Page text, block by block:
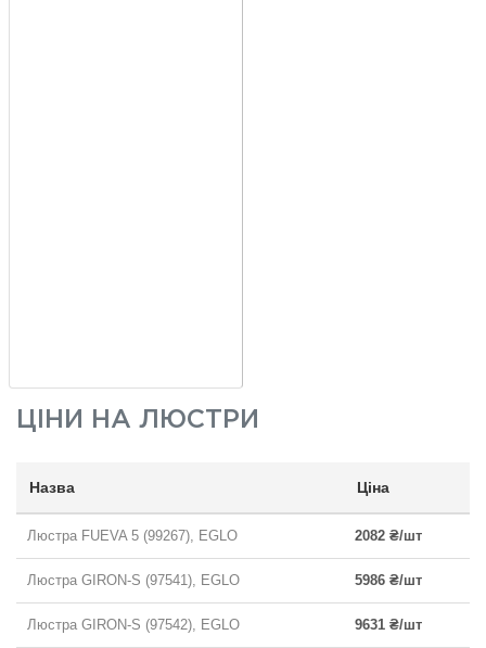
ЦІНИ НА ЛЮСТРИ
Назва Ціна
Люстра FUEVA 5 (99267), EGLO 2082 ₴/шт
Люстра GIRON-S (97541), EGLO 5986 ₴/шт
Люстра GIRON-S (97542), EGLO 9631 ₴/шт